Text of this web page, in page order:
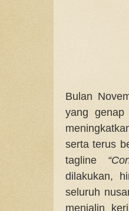
Bulan
yang
serta terus
tagline
dilakukan,
seluruh
menjalin